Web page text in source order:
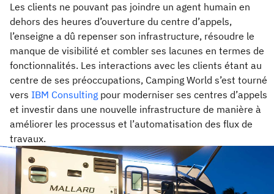
Les clients ne pouvant pas joindre un agent humain en
dehors des heures d’ouverture du centre d’appels,
l’enseigne a dû repenser son infrastructure, résoudre le
manque de visibilité et combler ses lacunes en termes de
fonctionnalités. Les interactions avec les clients étant au
centre de ses préoccupations, Camping World s’est tourné
vers IBM Consulting pour moderniser ses centres d’appels
et investir dans une nouvelle infrastructure de manière à
améliorer les processus et l’automatisation des flux de
travaux.